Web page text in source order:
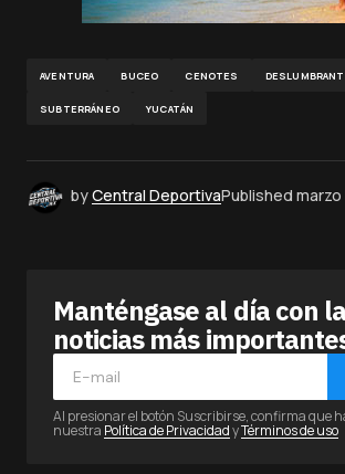
AVENTURA BUCEO CENOTES
SUBTERRÁNEO YUCATÁN
byCentral DeportivaPublished marzo
Manténgase al día con
noticias más
Al presionar el botón Suscribirse, confirma que
nuestra Política de PrivacidadyTérminos de uso